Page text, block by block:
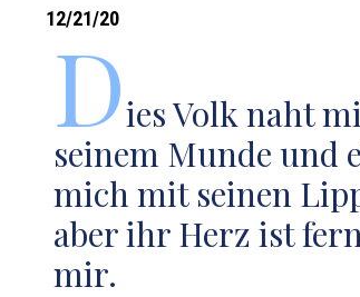
12/21/20
Dies Volk naht
seinem Munde und
mich mit seinen
aber ihr Herz ist
mir.